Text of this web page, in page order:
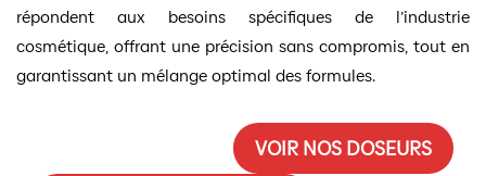
répondent aux besoins spécifiques de l’industrie
cosmétique, offrant une précision sans compromis, tout en
garantissant un mélange optimal des formules.
VOIR NOS DOSEURS